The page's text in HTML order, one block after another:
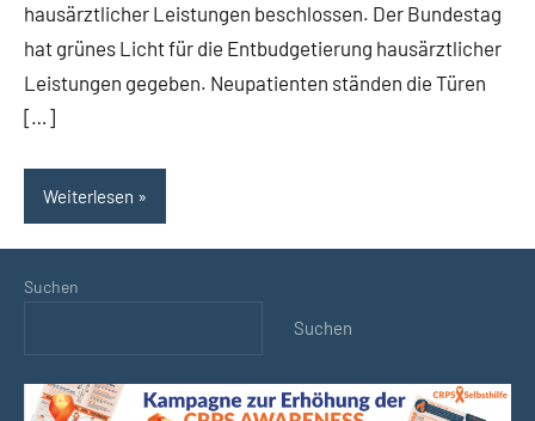
hausärztlicher Leistungen beschlossen. Der Bundestag
hat grünes Licht für die Entbudgetierung hausärztlicher
Leistungen gegeben. Neupatienten ständen die Türen
[…]
Weiterlesen
Suchen
Suchen